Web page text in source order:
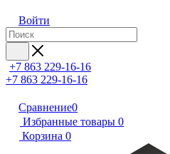
Войти
+7 863 229-16-16
+7 863 229-16-16
Сравнение0
Избранные товары 0
Корзина 0